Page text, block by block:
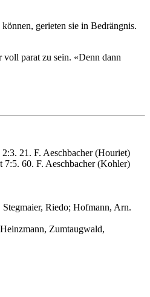
gerieten sie in Bedrängnis.
parat zu sein. «Denn dann
21. F. Aeschbacher (Houriet)
60. F. Aeschbacher (Kohler)
Riedo; Hofmann, Arn.
Zumtaugwald,